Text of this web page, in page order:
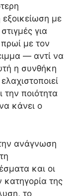
με
για
με τον
— αντί να
η συνθήκη
την ποιότητα
κάνει ο
ανάγνωση
και οι
κατηγορία της
το